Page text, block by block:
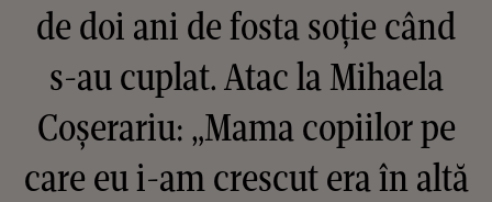
de doi ani de fosta soție când
s-au cuplat. Atac la Mihaela
Coșerariu: „Mama copiilor pe
care eu i-am crescut era în altă